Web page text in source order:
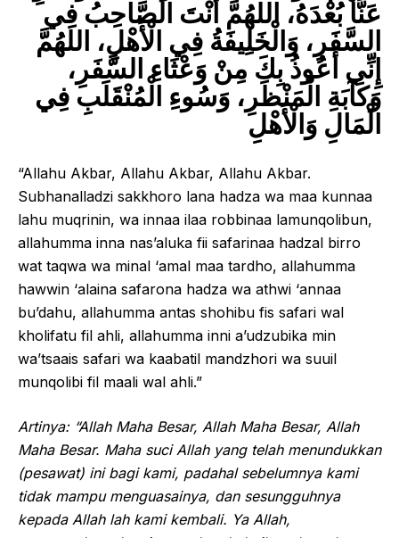
عَنَّا بُعْدَهُ، اللهُمَّ أَنْتَ الصَّاحِبُ فِي
السَّفَرِ، وَالْخَلِيفَةُ فِي الْأَهْلِ، اللهُمَّ
إِنِّي أَعُوذُ بِكَ مِنْ وَعْثَاءِ السَّفَرِ،
وَكَآبَةِ الْمَنْظَرِ، وَسُوءِ الْمُنْقَلَبِ فِي
الْمَالِ وَالْأَهْلِ
“Allahu Akbar, Allahu Akbar, Allahu Akbar.
Subhanalladzi sakkhoro lana hadza wa maa kunnaa
lahu muqrinin, wa innaa ilaa robbinaa lamunqolibun,
allahumma inna nas’aluka fii safarinaa hadzal birro
wat taqwa wa minal ‘amal maa tardho, allahumma
hawwin ‘alaina safarona hadza wa athwi ‘annaa
bu’dahu, allahumma antas shohibu fis safari wal
kholifatu fil ahli, allahumma inni a’udzubika min
wa’tsaais safari wa kaabatil mandzhori wa suuil
munqolibi fil maali wal ahli.”
Artinya: “Allah Maha Besar, Allah Maha Besar, Allah
Maha Besar. Maha suci Allah yang telah menundukkan
(pesawat) ini bagi kami, padahal sebelumnya kami
tidak mampu menguasainya, dan sesungguhnya
kepada Allah lah kami kembali. Ya Allah,